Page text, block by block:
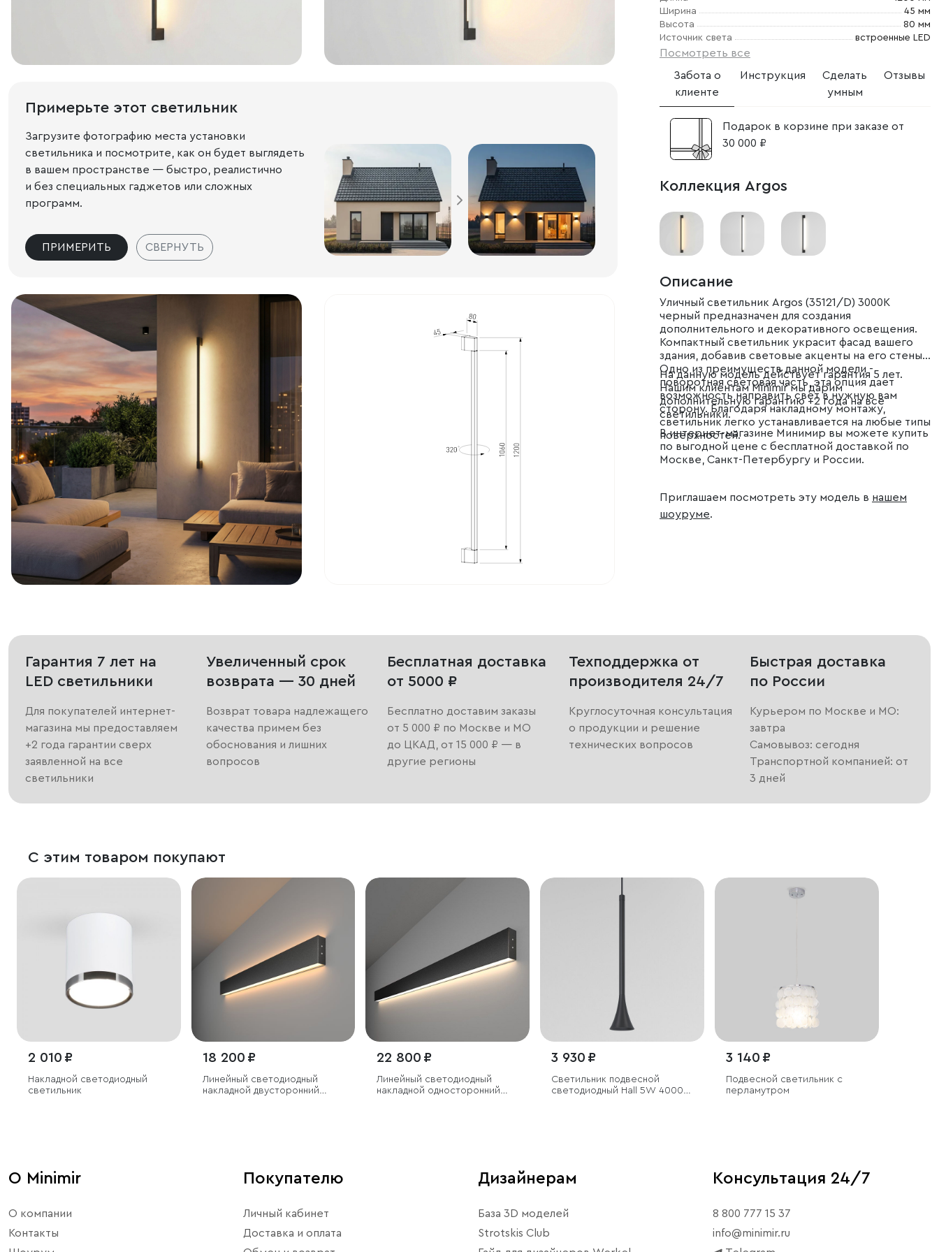
Примерьте этот светильник
Загрузите фотографию места установки
светильника и посмотрите, как он будет выглядеть
в вашем пространстве — быстро, реалистично
и без специальных гаджетов или сложных
программ.
ПРИМЕРИТЬ СВЕРНУТЬ
Ширина
45 мм
Высота
80 мм
Источник света
встроенные LED
Посмотреть все
Забота о
клиенте
Инструкция
Сделать
умным
Отзывы
Подарок в корзине при заказе от
30 000 ₽
Коллекция Argos
Описание
Уличный светильник Argos (35121/D) 3000K
черный предназначен для создания
дополнительного и декоративного освещения.
Компактный светильник украсит фасад вашего
здания, добавив световые акценты на его стены.
Одно из преимуществ данной модели -
поворотная световая часть, эта опция дает
возможность направить свет в нужную вам
сторону. Благодаря накладному монтажу,
светильник легко устанавливается на любые типы
поверхностей.
На данную модель действует гарантия 5 лет.
Нашим клиентам Minimir мы дарим
дополнительную гарантию +2 года на все
светильники.
В интернет-магазине Минимир вы можете купить
по выгодной цене с бесплатной доставкой по
Москве, Санкт-Петербургу и России.
Приглашаем посмотреть эту модель в нашем
шоуруме.
Гарантия 7 лет на
LED светильники
Для покупателей интернет-
магазина мы предоставляем
+2 года гарантии сверх
заявленной на все
светильники
Увеличенный срок
возврата — 30 дней
Возврат товара надлежащего
качества примем без
обоснования и лишних
вопросов
Бесплатная доставка
от 5000 ₽
Бесплатно доставим заказы
от 5 000 ₽ по Москве и МО
до ЦКАД, от 15 000 ₽ — в
другие регионы
Техподдержка от
производителя 24/7
Круглосуточная консультация
о продукции и решение
технических вопросов
Быстрая доставка
по России
Курьером по Москве и МО:
завтра
Самовывоз: сегодня
Транспортной компанией: от
3 дней
С этим товаром покупают
2 010 ₽
Накладной светодиодный
светильник
18 200 ₽
Линейный светодиодный
накладной двусторонний
22 800 ₽
Линейный светодиодный
накладной односторонний
3 930 ₽
Светильник подвесной
светодиодный Hall 5W 4000K
3 140 ₽
Подвесной светильник с
перламутром
О Minimir
О компании
Контакты
Покупателю
Личный кабинет
Доставка и оплата
Дизайнерам
База 3D моделей
Strotskis Club
Консультация 24/7
8 800 777 15 37
info@minimir.ru